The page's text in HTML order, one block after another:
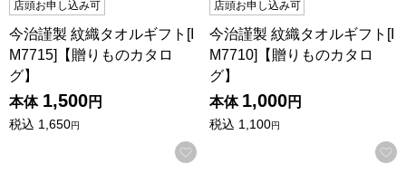
店頭お申し込み可
今治謹製 紋織タオルギフト[I
M7715]【贈りものカタロ
グ】
本体 1,500円
税込 1,650円
お気に入りに登録する
店頭お申し込み可
今治謹製 紋織タオルギフト[I
M7710]【贈りものカタロ
グ】
本体 1,000円
税込 1,100円